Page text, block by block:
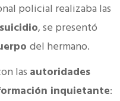
policial realizaba las
suicidio, se presentó
del hermano.
las autoridades
inquietante: